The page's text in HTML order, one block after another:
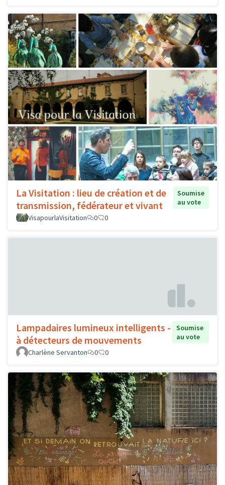
La Visitation : lieu de création et de
transmission, fédérateur et vivant
Soumise
au vote
VisapourlaVisitation
0 0
Lampadaires lumineux intelligents -
à détecteurs de mouvements
Soumise
au vote
Charlène Servanton
0 0